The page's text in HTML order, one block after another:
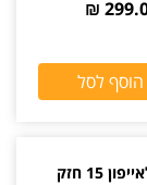
הוסף לסל
כיסוי לאייפון 15 חזק